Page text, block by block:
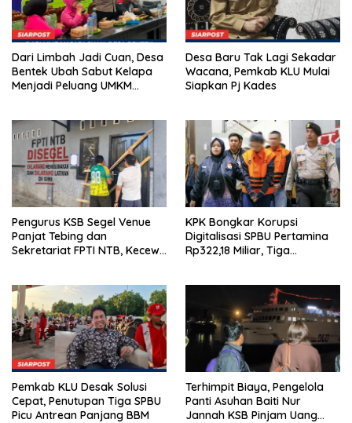
Dari Limbah Jadi Cuan, Desa
Bentek Ubah Sabut Kelapa
Menjadi Peluang UMKM
Desa Baru Tak Lagi Sekadar
Wacana, Pemkab KLU Mulai
Siapkan Pj Kades
Pengurus KSB Segel Venue
Panjat Tebing dan
Sekretariat FPTI NTB, Kecewa
KPK Bongkar Korupsi
Digitalisasi SPBU Pertamina
Rp322,18 Miliar, Tiga
Pemkab KLU Desak Solusi
Cepat, Penutupan Tiga SPBU
Picu Antrean Panjang BBM
Terhimpit Biaya, Pengelola
Panti Asuhan Baiti Nur
Jannah KSB Pinjam Uang